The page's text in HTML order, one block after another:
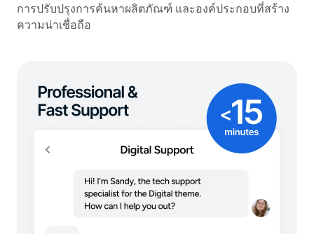
การปรับปรุงการค้นหาผลิตภัณฑ์ และองค์ประกอบที่สร้าง
ความน่าเชื่อถือ